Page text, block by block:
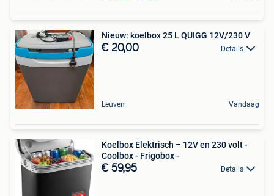
Nieuw: koelbox 25 L QUIGG 12V/230 V
€ 20,00 Details
Leuven Vandaag
Koelbox Elektrisch – 12V en 230 volt -
Coolbox - Frigobox -
€ 59,95 Details